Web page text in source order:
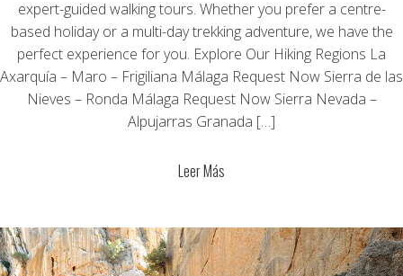
expert-guided walking tours. Whether you prefer a centre-
based holiday or a multi-day trekking adventure, we have the
perfect experience for you. Explore Our Hiking Regions La
Axarquía – Maro – Frigiliana Málaga Request Now Sierra de las
Nieves – Ronda Málaga Request Now Sierra Nevada –
Alpujarras Granada […]
Leer Más